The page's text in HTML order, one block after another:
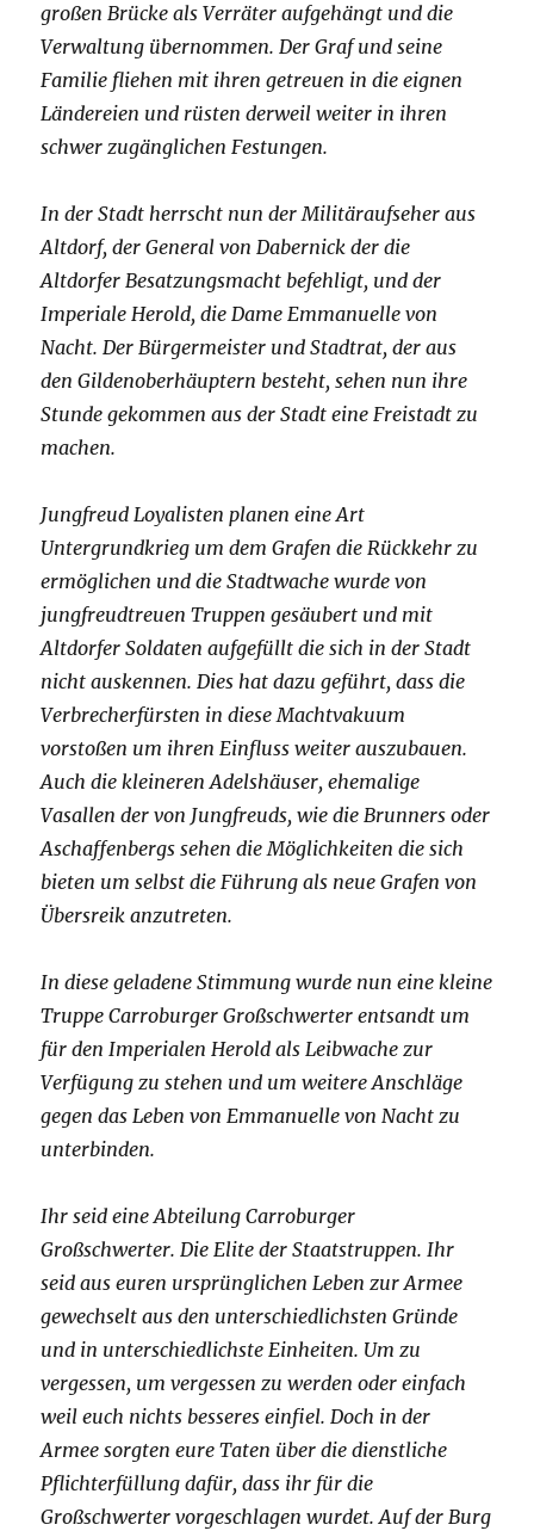
großen Brücke als Verräter aufgehängt und die
Verwaltung übernommen. Der Graf und seine
Familie fliehen mit ihren getreuen in die eignen
Ländereien und rüsten derweil weiter in ihren
schwer zugänglichen Festungen.
In der Stadt herrscht nun der Militäraufseher aus
Altdorf, der General von Dabernick der die
Altdorfer Besatzungsmacht befehligt, und der
Imperiale Herold, die Dame Emmanuelle von
Nacht. Der Bürgermeister und Stadtrat, der aus
den Gildenoberhäuptern besteht, sehen nun ihre
Stunde gekommen aus der Stadt eine Freistadt zu
machen.
Jungfreud Loyalisten planen eine Art
Untergrundkrieg um dem Grafen die Rückkehr zu
ermöglichen und die Stadtwache wurde von
jungfreudtreuen Truppen gesäubert und mit
Altdorfer Soldaten aufgefüllt die sich in der Stadt
nicht auskennen. Dies hat dazu geführt, dass die
Verbrecherfürsten in diese Machtvakuum
vorstoßen um ihren Einfluss weiter auszubauen.
Auch die kleineren Adelshäuser, ehemalige
Vasallen der von Jungfreuds, wie die Brunners oder
Aschaffenbergs sehen die Möglichkeiten die sich
bieten um selbst die Führung als neue Grafen von
Übersreik anzutreten.
In diese geladene Stimmung wurde nun eine kleine
Truppe Carroburger Großschwerter entsandt um
für den Imperialen Herold als Leibwache zur
Verfügung zu stehen und um weitere Anschläge
gegen das Leben von Emmanuelle von Nacht zu
unterbinden.
Ihr seid eine Abteilung Carroburger
Großschwerter. Die Elite der Staatstruppen. Ihr
seid aus euren ursprünglichen Leben zur Armee
gewechselt aus den unterschiedlichsten Gründe
und in unterschiedlichste Einheiten. Um zu
vergessen, um vergessen zu werden oder einfach
weil euch nichts besseres einfiel. Doch in der
Armee sorgten eure Taten über die dienstliche
Pflichterfüllung dafür, dass ihr für die
Großschwerter vorgeschlagen wurdet. Auf der Burg